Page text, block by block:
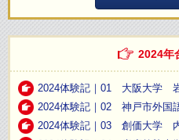
2024年
2024体験記｜01 大阪大学
2024体験記｜02 神戸市外国
2024体験記｜03 創価大学